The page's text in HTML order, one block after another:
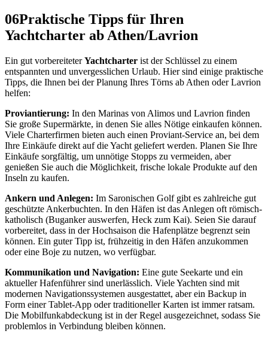
06Praktische Tipps für Ihren
Yachtcharter ab Athen/Lavrion
Ein gut vorbereiteterYachtcharter ist der Schlüssel zu einem
entspannten und unvergesslichen Urlaub. Hier sind einige praktische
Tipps, die Ihnen bei der Planung Ihres Törns ab Athen oder Lavrion
helfen:
Proviantierung: In den Marinas von Alimos und Lavrion finden
Sie große Supermärkte, in denen Sie alles Nötige einkaufen können.
Viele Charterfirmen bieten auch einen Proviant-Service an, bei dem
Ihre Einkäufe direkt auf die Yacht geliefert werden. Planen Sie Ihre
Einkäufe sorgfältig, um unnötige Stopps zu vermeiden, aber
genießen Sie auch die Möglichkeit, frische lokale Produkte auf den
Inseln zu kaufen.
Ankern und Anlegen: Im Saronischen Golf gibt es zahlreiche gut
geschützte Ankerbuchten. In den Häfen ist das Anlegen oft römisch-
katholisch (Buganker auswerfen, Heck zum Kai). Seien Sie darauf
vorbereitet, dass in der Hochsaison die Hafenplätze begrenzt sein
können. Ein guter Tipp ist, frühzeitig in den Häfen anzukommen
oder eine Boje zu nutzen, wo verfügbar.
Kommunikation und Navigation: Eine gute Seekarte und ein
aktueller Hafenführer sind unerlässlich. Viele Yachten sind mit
modernen Navigationssystemen ausgestattet, aber ein Backup in
Form einer Tablet-App oder traditioneller Karten ist immer ratsam.
Die Mobilfunkabdeckung ist in der Regel ausgezeichnet, sodass Sie
problemlos in Verbindung bleiben können.